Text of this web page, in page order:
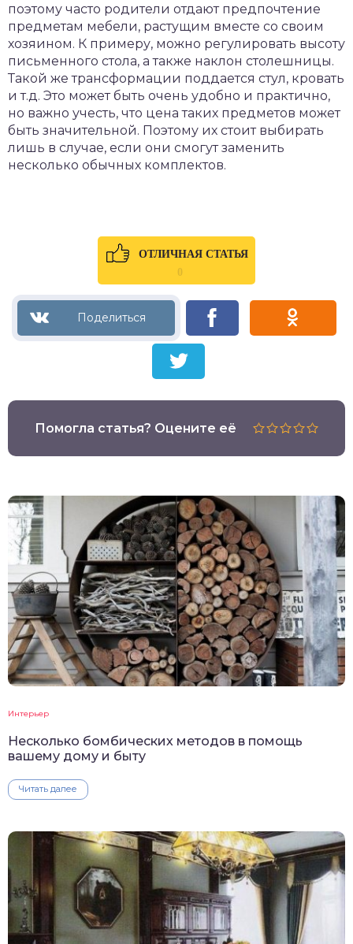
поэтому часто родители отдают предпочтение
предметам мебели, растущим вместе со своим
хозяином. К примеру, можно регулировать высоту
письменного стола, а также наклон столешницы.
Такой же трансформации поддается стул, кровать
и т.д. Это может быть очень удобно и практично,
но важно учесть, что цена таких предметов может
быть значительной. Поэтому их стоит выбирать
лишь в случае, если они смогут заменить
несколько обычных комплектов.
ОТЛИЧНАЯ СТАТЬЯ
0
Помогла статья? Оцените её
Интерьер
Несколько бомбических методов в помощь
вашему дому и быту
Читать далее